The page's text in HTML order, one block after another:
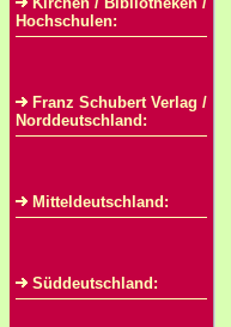
Hochschulen:
Franz Schubert Verlag /
Norddeutschland:
Mitteldeutschland:
Süddeutschland: